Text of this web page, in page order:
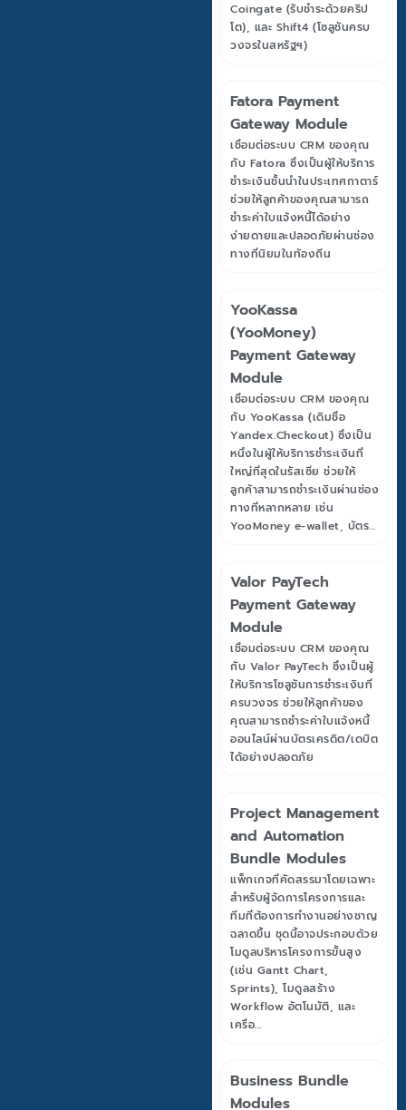
Coingate (รับชำระด้วยคริป
โต), และ Shift4 (โซลูชันครบ
วงจรในสหรัฐฯ)
Fatora Payment
Gateway Module
เชื่อมต่อระบบ CRM ของคุณ
กับ Fatora ซึ่งเป็นผู้ให้บริการ
ชำระเงินชั้นนำในประเทศกาตาร์
ช่วยให้ลูกค้าของคุณสามารถ
ชำระค่าใบแจ้งหนี้ได้อย่าง
ง่ายดายและปลอดภัยผ่านช่อง
ทางที่นิยมในท้องถิ่น
YooKassa
(YooMoney)
Payment Gateway
Module
เชื่อมต่อระบบ CRM ของคุณ
กับ YooKassa (เดิมชื่อ
Yandex.Checkout) ซึ่งเป็น
หนึ่งในผู้ให้บริการชำระเงินที่
ใหญ่ที่สุดในรัสเซีย ช่วยให้
ลูกค้าสามารถชำระเงินผ่านช่อง
ทางที่หลากหลาย เช่น
YooMoney e-wallet, บัตร...
Valor PayTech
Payment Gateway
Module
เชื่อมต่อระบบ CRM ของคุณ
กับ Valor PayTech ซึ่งเป็นผู้
ให้บริการโซลูชันการชำระเงินที่
ครบวงจร ช่วยให้ลูกค้าของ
คุณสามารถชำระค่าใบแจ้งหนี้
ออนไลน์ผ่านบัตรเครดิต/เดบิต
ได้อย่างปลอดภัย
Project Management
and Automation
Bundle Modules
แพ็กเกจที่คัดสรรมาโดยเฉพาะ
สำหรับผู้จัดการโครงการและ
ทีมที่ต้องการทำงานอย่างชาญ
ฉลาดขึ้น ชุดนี้อาจประกอบด้วย
โมดูลบริหารโครงการขั้นสูง
(เช่น Gantt Chart,
Sprints), โมดูลสร้าง
Workflow อัตโนมัติ, และ
เครื่อ...
Business Bundle
Modules